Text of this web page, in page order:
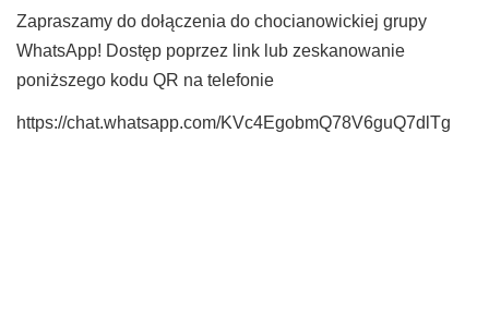
Zapraszamy do dołączenia do chocianowickiej grupy
WhatsApp! Dostęp poprzez link lub zeskanowanie
poniższego kodu QR na telefonie
https://chat.whatsapp.com/KVc4EgobmQ78V6guQ7dlTg